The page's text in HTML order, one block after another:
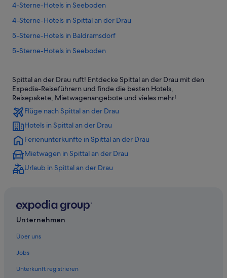
4-Sterne-Hotels in Seeboden
4-Sterne-Hotels in Spittal an der Drau
5-Sterne-Hotels in Baldramsdorf
5-Sterne-Hotels in Seeboden
Hotels nahe Bahnhof Spittal-Millstättersee
Günstige in Baldramsdorf
Strand in Baldramsdorf
Baldramsdorf Hotels
Hütten in Baldramsdorf
Hotels nahe Burg Sommeregg und Foltermuseum
Aparthotels in Gemeinde Mallnitz
Hütten in Gemeinde Mallnitz
Pensionen in Gemeinde Mallnitz
Pousadas in Gemeinde Mallnitz
Spittal an der Drau ruft! Entdecke Spittal an der Drau mit den
Expedia-Reiseführern und finde die besten Hotels,
Reisepakete, Mietwagenangebote und vieles mehr!
Flüge nach Spittal an der Drau
Hotels in Spittal an der Drau
Ferienunterkünfte in Spittal an der Drau
Mietwagen in Spittal an der Drau
Urlaub in Spittal an der Drau
Unternehmen
Über uns
Jobs
Unterkunft registrieren